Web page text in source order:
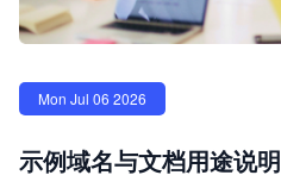
Mon Jul 06 2026
示例域名与文档用途说明